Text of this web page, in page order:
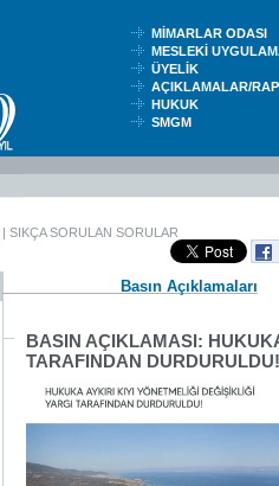
MİMARLAR ODASI
MESLEKİ
ÜYELİK
AÇIKLAMALAR/
HUKUK
SMGM
| SIKÇA SORULAN SORULAR
Basın Açıklamaları
BASIN AÇIKLAMASI:
TARAFINDAN DURDURULDU!